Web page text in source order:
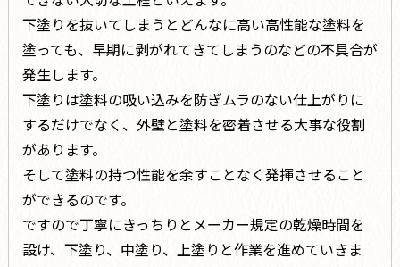
下塗りを抜いてしまうとどんなに高い高性能な塗料を
塗っても、早期に剥がれてきてしまうのなどの不具合が
発生します。
下塗りは塗料の吸い込みを防ぎムラのない仕上がりに
するだけでなく、外壁と塗料を密着させる大事な役割
があります。
そして塗料の持つ性能を余すことなく発揮させること
ができるのです。
ですので丁寧にきっちりとメーカー規定の乾燥時間を
設け、下塗り、中塗り、上塗りと作業を進めていきま